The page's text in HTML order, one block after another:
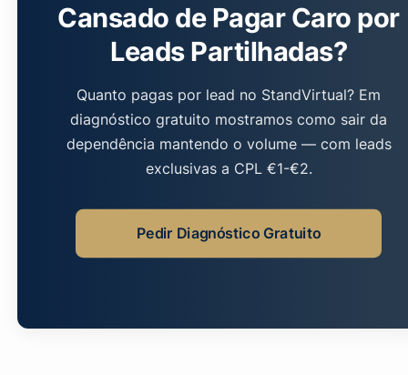
Cansado de Pagar Caro por
Leads Partilhadas?
Quanto pagas por lead no StandVirtual? Em
diagnóstico gratuito mostramos como sair da
dependência mantendo o volume — com leads
exclusivas a CPL €1-€2.
Pedir Diagnóstico Gratuito